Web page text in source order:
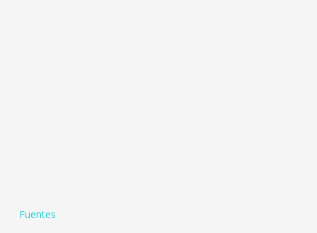
Fuentes